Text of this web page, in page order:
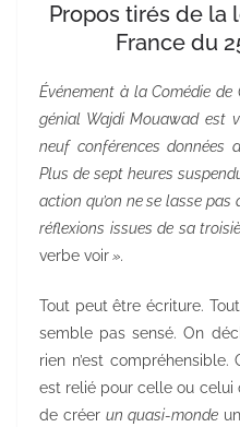
Propos tirés de la
France du
Événement à la Comédie
génial Wajdi Mouawad est
neuf conférences données
Plus de sept heures
action qu’on ne se lasse pas
réflexions issues de sa
verbe voir».
Tout peut être écriture.
semble pas sensé. On
rien n’est
est relié pour celle ou celui
de créer un quasi-mondeun